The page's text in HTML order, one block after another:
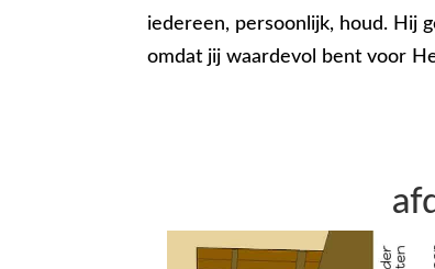
iedereen, persoonlijk, houd. Hij
omdat jij waardevol bent voor